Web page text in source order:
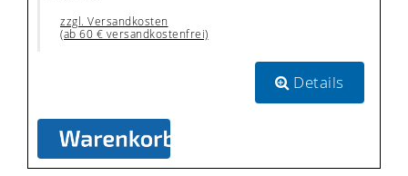
zzgl. Versandkosten
(ab 60 € versandkostenfrei)
Details